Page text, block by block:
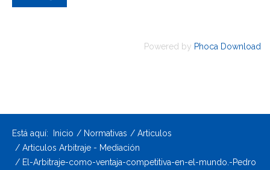
Powered by Phoca Download
Está aquí: Inicio Normativas
Articulos
Articulos Arbitraje - Mediación
El-Arbitraje-como-ventaja-competitiva-en-el-mundo.-Pedro